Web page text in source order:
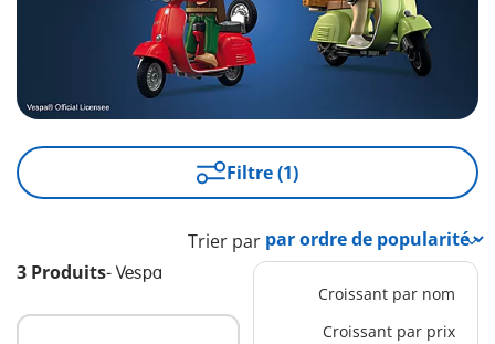
Filtre (1)
3 Produits- Vespa
Trier par
Croissant par nom
Croissant par prix